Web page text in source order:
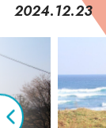
2024.12.23